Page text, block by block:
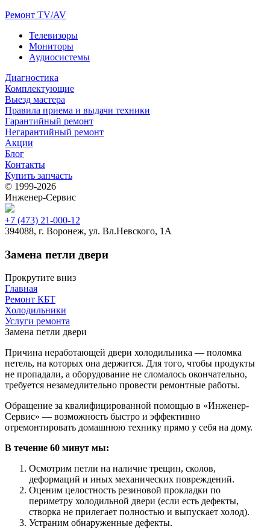
Ремонт TV/AV
Телевизоры
Мониторы
Аудиосистемы
Диагностика
Комплектующие
Выезд мастера
Правила приема и выдачи техники
Гарантийный ремонт
Негарантийный ремонт
Акции
Блог
Контакты
Купить запчасть
© 1999‑2026
Инженер‑Сервис
+7 (473) 21-000-12
394088, г. Воронеж, ул. Вл.Невского, 1А
Замена петли двери
Прокрутите вниз
Главная
Ремонт КБТ
Холодильники
Услуги ремонта
Замена петли двери
Причина неработающей двери холодильника — поломка
петель, на которых она держится. Для того, чтобы продукты
не пропадали, а оборудование не сломалось окончательно,
требуется незамедлительно провести ремонтные работы.
Обращение за квалифицированной помощью в «Инженер-
Сервис» — возможность быстро и эффективно
отремонтировать домашнюю технику прямо у себя на дому.
В течение 60 минут мы:
Осмотрим петли на наличие трещин, сколов,
деформаций и иных механических повреждений.
Оценим целостность резиновой прокладки по
периметру холодильной двери (если есть дефекты,
створка не прилегает полностью и выпускает холод).
Устраним обнаруженные дефекты.